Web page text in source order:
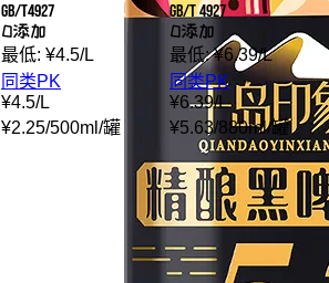
GB/T4927
0添加
最低: ¥4.5/L
同类PK
¥4.5/L
¥2.25/500ml /罐
GB/T 4927
0添加
最低:¥6.39/L
同类PK
¥6.39/L
¥5.63/880ml/罐